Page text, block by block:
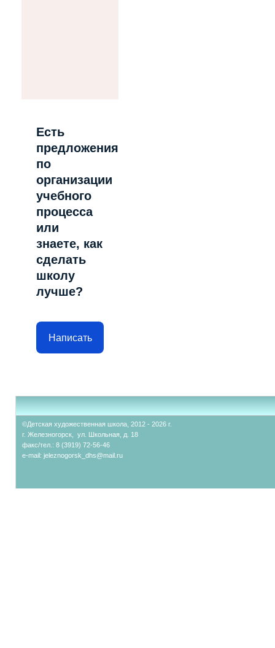
Есть
предложения
по
организации
учебного
процесса
или
знаете, как
сделать
школу
лучше?
Написать
©Детская художественная школа, 2012 - 2026 г.
г. Железногорск, ул. Школьная, д. 18
факс/тел.: 8 (3919) 72-56-46
e-mail: jeleznogorsk_dhs@mail.ru